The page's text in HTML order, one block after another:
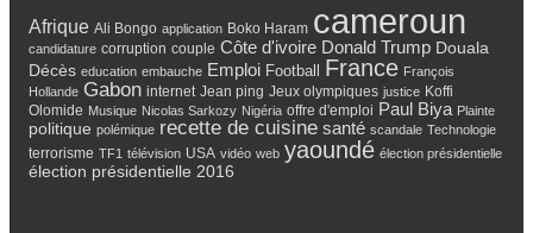
Afrique Ali Bongo application Boko Haram cameroun
candidature corruption couple Côte d'ivoire Donald Trump Douala
Décès education embauche Emploi Football France François
Hollande Gabon internet Jean ping Jeux olympiques justice Koffi
Olomide Musique Nicolas Sarkozy Nigéria offre d'emploi Paul Biya Plainte
politique polémique recette de cuisine santé scandale Technologie
terrorisme TF1 télévision USA vidéo web yaoundé élection présidentielle
élection présidentielle 2016